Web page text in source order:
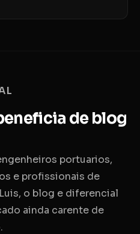
de blog
portuarios,
e profissionais de
o blog e diferencial
ainda carente de